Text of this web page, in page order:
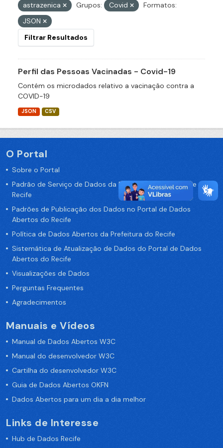
astrazenica
Grupos: Covid
Formatos:
JSON
Filtrar Resultados
Perfil das Pessoas Vacinadas - Covid-19
Contém os microdados relativo a vacinação contra a
COVID-19
JSON CSV
O Portal
Sobre o Portal
Padrão de Serviço de Dados da Prefeitura da Cidade de
Recife
Padrões de Publicação dos Dados no Portal de Dados
Abertos do Recife
Política de Dados Abertos da Prefeitura do Recife
Sistemática de Atualização de Dados do Portal de Dados
Abertos do Recife
Visualizações de Dados
Perguntas Frequentes
Agradecimentos
Manuais e Vídeos
Manual de Dados Abertos W3C
Manual do desenvolvedor W3C
Cartilha do desenvolvedor W3C
Guia de Dados Abertos OKFN
Dados Abertos para um dia a dia melhor
Links de Interesse
Hub de Dados Recife